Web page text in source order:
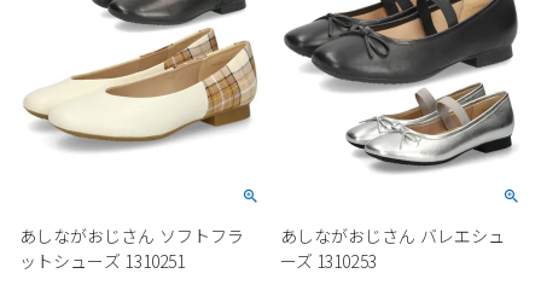
あしながおじさん ソフトフラ
ットシューズ 1310251
あしながおじさん バレエシュ
ーズ 1310253